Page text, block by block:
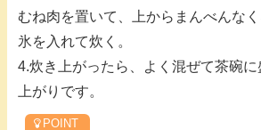
むね肉を置いて、上からまんべんなく
氷を入れて炊く。
4.炊き上がったら、よく混ぜて茶碗
上がりです。